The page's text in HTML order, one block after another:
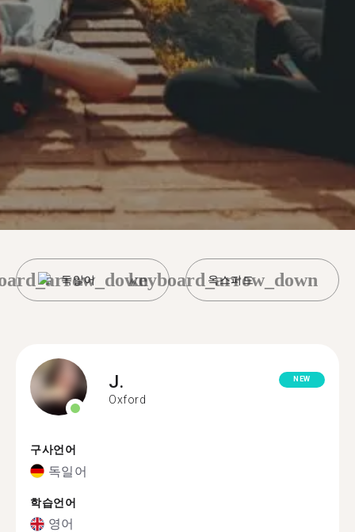
독일어 옥스퍼드
keyboard_arrow_down
J.
Oxford
NEW
구사언어
독일어
학습언어
영어